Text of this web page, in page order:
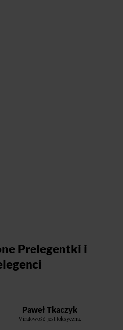
Prelegentki i
Paweł Tkaczyk
Viralowość jest toksyczna.